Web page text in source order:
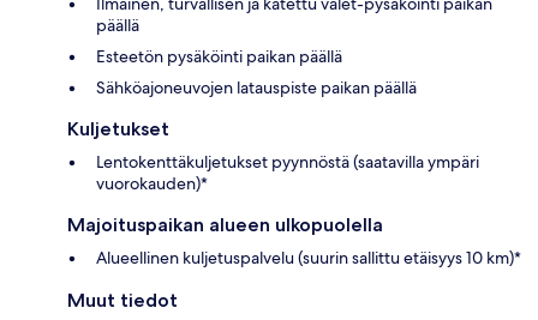
päällä
Esteetön pysäköinti paikan päällä
Sähköajoneuvojen latauspiste paikan päällä
Kuljetukset
Lentokenttäkuljetukset pyynnöstä (saatavilla ympäri
vuorokauden)*
Majoituspaikan alueen ulkopuolella
Alueellinen kuljetuspalvelu (suurin sallittu etäisyys 10 km)*
Muut tiedot